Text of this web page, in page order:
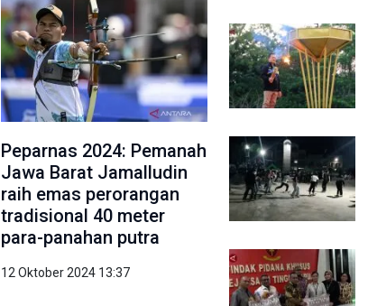
Peparnas 2024: Pemanah
Jawa Barat Jamalludin
raih emas perorangan
tradisional 40 meter
para-panahan putra
12 Oktober 2024 13:37